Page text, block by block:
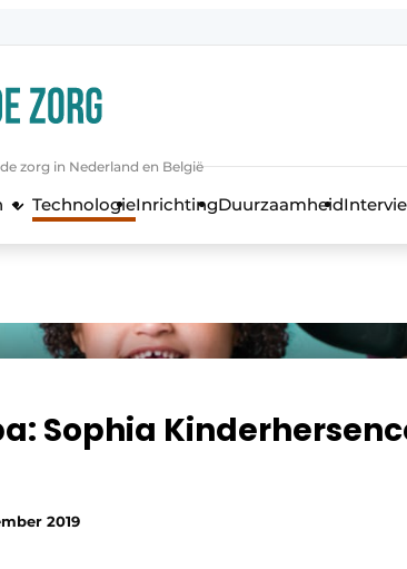
zorg in Nederland en België
TechnologieInrichtingDuurzaamheid
Sophia
2019